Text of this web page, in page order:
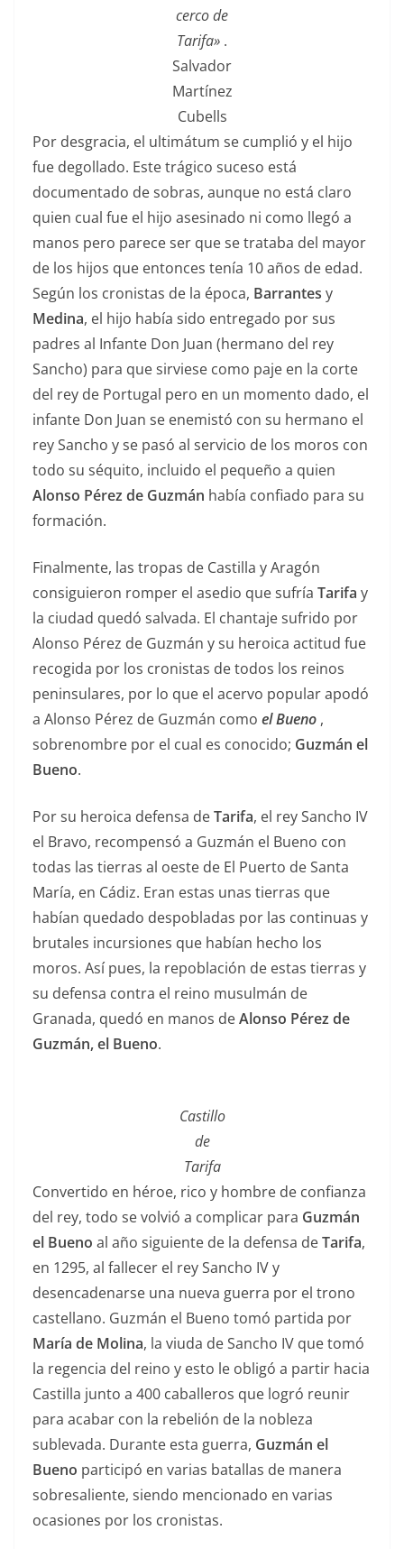
cerco de
Tarifa» .
Salvador
Martínez
Cubells
Por desgracia, el ultimátum se cumplió y el hijo
fue degollado. Este trágico suceso está
documentado de sobras, aunque no está claro
quien cual fue el hijo asesinado ni como llegó a
manos pero parece ser que se trataba del mayor
de los hijos que entonces tenía 10 años de edad.
Según los cronistas de la época, Barrantes y
Medina, el hijo había sido entregado por sus
padres al Infante Don Juan (hermano del rey
Sancho) para que sirviese como paje en la corte
del rey de Portugal pero en un momento dado, el
infante Don Juan se enemistó con su hermano el
rey Sancho y se pasó al servicio de los moros con
todo su séquito, incluido el pequeño a quien
Alonso Pérez de Guzmán había confiado para su
formación.
Finalmente, las tropas de Castilla y Aragón
consiguieron romper el asedio que sufría Tarifa y
la ciudad quedó salvada. El chantaje sufrido por
Alonso Pérez de Guzmán y su heroica actitud fue
recogida por los cronistas de todos los reinos
peninsulares, por lo que el acervo popular apodó
a Alonso Pérez de Guzmán como el Bueno ,
sobrenombre por el cual es conocido; Guzmán el
Bueno.
Por su heroica defensa deTarifa, el rey Sancho IV
el Bravo, recompensó a Guzmán el Bueno con
todas las tierras al oeste de El Puerto de Santa
María, en Cádiz. Eran estas unas tierras que
habían quedado despobladas por las continuas y
brutales incursiones que habían hecho los
moros. Así pues, la repoblación de estas tierras y
su defensa contra el reino musulmán de
Granada, quedó en manos deAlonso Pérez de
Guzmán, el Bueno.
Castillo
de
Tarifa
Convertido en héroe, rico y hombre de confianza
del rey, todo se volvió a complicar para Guzmán
el Bueno al año siguiente de la defensa deTarifa,
en 1295, al fallecer el rey Sancho IV y
desencadenarse una nueva guerra por el trono
castellano. Guzmán el Bueno tomó partida por
María de Molina, la viuda de Sancho IV que tomó
la regencia del reino y esto le obligó a partir hacia
Castilla junto a 400 caballeros que logró reunir
para acabar con la rebelión de la nobleza
sublevada. Durante esta guerra, Guzmán el
Bueno participó en varias batallas de manera
sobresaliente, siendo mencionado en varias
ocasiones por los cronistas.